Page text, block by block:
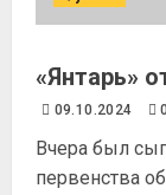
«Янтарь»
09.10.2024 0
Вчера был
первенства